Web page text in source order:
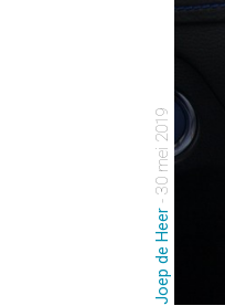
Joep de Heer
- 30 mei 2019